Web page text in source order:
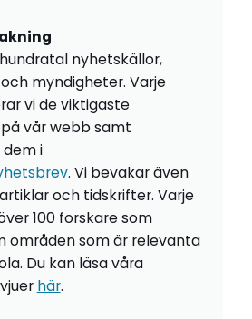
nyhetskällor,
myndigheter. Varje
vi de viktigaste
vår webb samt
i
. Vi bevakar även
och tidskrifter. Varje
100 forskare som
områden som är relevanta
Du kan läsa våra
här.